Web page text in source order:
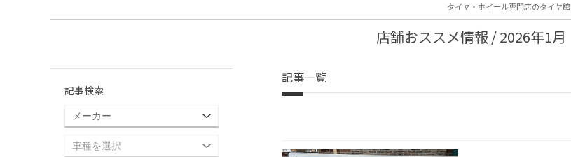
タイヤ・ホイール専門店のタイヤ館
店舗おススメ情報 / 2026年1月
記事一覧
記事検索